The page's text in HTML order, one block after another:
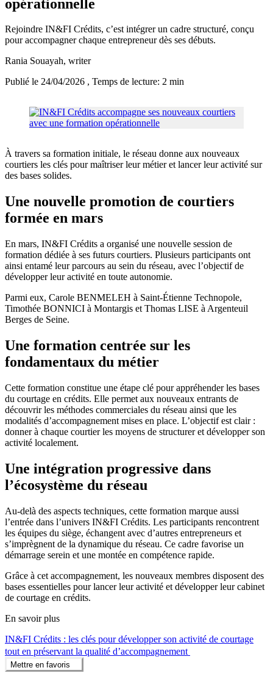
opérationnelle
Rejoindre IN&FI Crédits, c’est intégrer un cadre structuré, conçu
pour accompagner chaque entrepreneur dès ses débuts.
Rania Souayah, writer
Publié le 24/04/2026 , Temps de lecture: 2 min
À travers sa formation initiale, le réseau donne aux nouveaux
courtiers les clés pour maîtriser leur métier et lancer leur activité sur
des bases solides.
Une nouvelle promotion de courtiers
formée en mars
En mars, IN&FI Crédits a organisé une nouvelle session de
formation dédiée à ses futurs courtiers. Plusieurs participants ont
ainsi entamé leur parcours au sein du réseau, avec l’objectif de
développer leur activité en toute autonomie.
Parmi eux, Carole BENMELEH à Saint-Étienne Technopole,
Timothée BONNICI à Montargis et Thomas LISE à Argenteuil
Berges de Seine.
Une formation centrée sur les
fondamentaux du métier
Cette formation constitue une étape clé pour appréhender les bases
du courtage en crédits. Elle permet aux nouveaux entrants de
découvrir les méthodes commerciales du réseau ainsi que les
modalités d’accompagnement mises en place. L’objectif est clair :
donner à chaque courtier les moyens de structurer et développer son
activité localement.
Une intégration progressive dans
l’écosystème du réseau
Au-delà des aspects techniques, cette formation marque aussi
l’entrée dans l’univers IN&FI Crédits. Les participants rencontrent
les équipes du siège, échangent avec d’autres entrepreneurs et
s’imprègnent de la dynamique du réseau. Ce cadre favorise un
démarrage serein et une montée en compétence rapide.
Grâce à cet accompagnement, les nouveaux membres disposent des
bases essentielles pour lancer leur activité et développer leur cabinet
de courtage en crédits.
En savoir plus
IN&FI Crédits : les clés pour développer son activité de courtage
tout en préservant la qualité d’accompagnement
Mettre en favoris